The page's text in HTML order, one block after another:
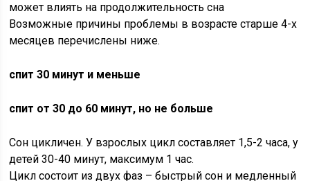
может влиять на продолжительность сна
Возможные причины проблемы в возрасте старше 4-х
месяцев перечислены ниже.
спит 30 минут и меньше
спит от 30 до 60 минут, но не больше
Сон цикличен. У взрослых цикл составляет 1,5-2 часа, у
детей 30-40 минут, максимум 1 час.
Цикл состоит из двух фаз – быстрый сон и медленный